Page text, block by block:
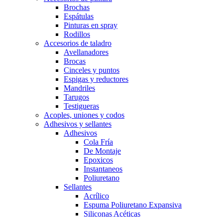
Brochas
Espátulas
Pinturas en spray
Rodillos
Accesorios de taladro
Avellanadores
Brocas
Cinceles y puntos
Espigas y reductores
Mandriles
Tarugos
Testigueras
Acoples, uniones y codos
Adhesivos y sellantes
Adhesivos
Cola Fría
De Montaje
Epoxicos
Instantaneos
Poliuretano
Sellantes
Acrílico
Espuma Poliuretano Expansiva
Siliconas Acéticas